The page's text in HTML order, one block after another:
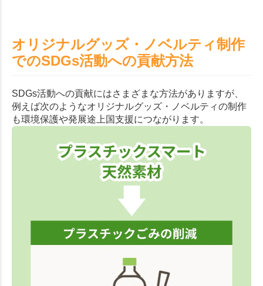
オリジナルグッズ・ノベルティ制作
でのSDGs活動への貢献方法
SDGs活動への貢献にはさまざまな方法がありますが、
例えば次のようなオリジナルグッズ・ノベルティの制作
も環境保護や発展途上国支援につながります。